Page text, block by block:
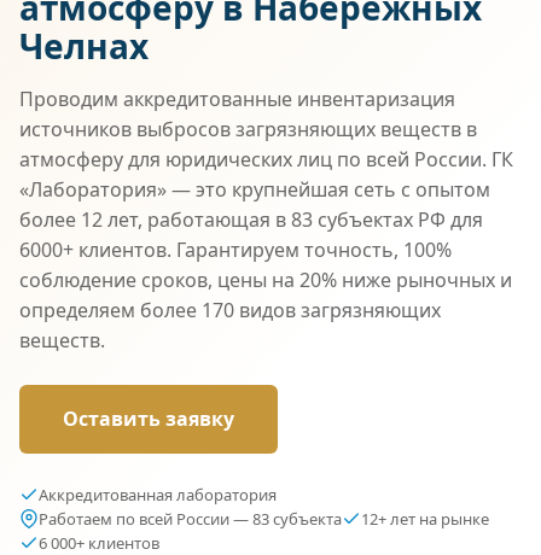
Челнах
Проводим аккредитованные инвентаризация
источников выбросов загрязняющих веществ в
атмосферу для юридических лиц по всей России. ГК
«Лаборатория» — это крупнейшая сеть с опытом
более 12 лет, работающая в 83 субъектах РФ для
6000+ клиентов. Гарантируем точность, 100%
соблюдение сроков, цены на 20% ниже рыночных и
определяем более 170 видов загрязняющих
веществ.
Оставить заявку
Аккредитованная лаборатория
Работаем по всей России — 83 субъекта
12+ лет на рынке
6 000+ клиентов